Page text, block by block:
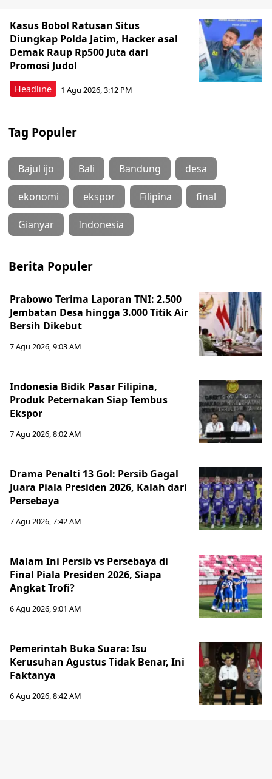
Headline
Kasus Bobol Ratusan Situs
Diungkap Polda Jatim, Hacker asal
Demak Raup Rp500 Juta dari
Promosi Judol
1 Agu 2026, 3:12 PM
Tag Populer
Bajul ijo Bali Bandung desa
ekonomi ekspor Filipina final
Gianyar Indonesia
Berita Populer
Prabowo Terima Laporan TNI: 2.500
Jembatan Desa hingga 3.000 Titik Air
Bersih Dikebut
7 Agu 2026, 9:03 AM
Indonesia Bidik Pasar Filipina,
Produk Peternakan Siap Tembus
Ekspor
7 Agu 2026, 8:02 AM
Drama Penalti 13 Gol: Persib Gagal
Juara Piala Presiden 2026, Kalah dari
Persebaya
7 Agu 2026, 7:42 AM
Malam Ini Persib vs Persebaya di
Final Piala Presiden 2026, Siapa
Angkat Trofi?
6 Agu 2026, 9:01 AM
Pemerintah Buka Suara: Isu
Kerusuhan Agustus Tidak Benar, Ini
Faktanya
6 Agu 2026, 8:42 AM